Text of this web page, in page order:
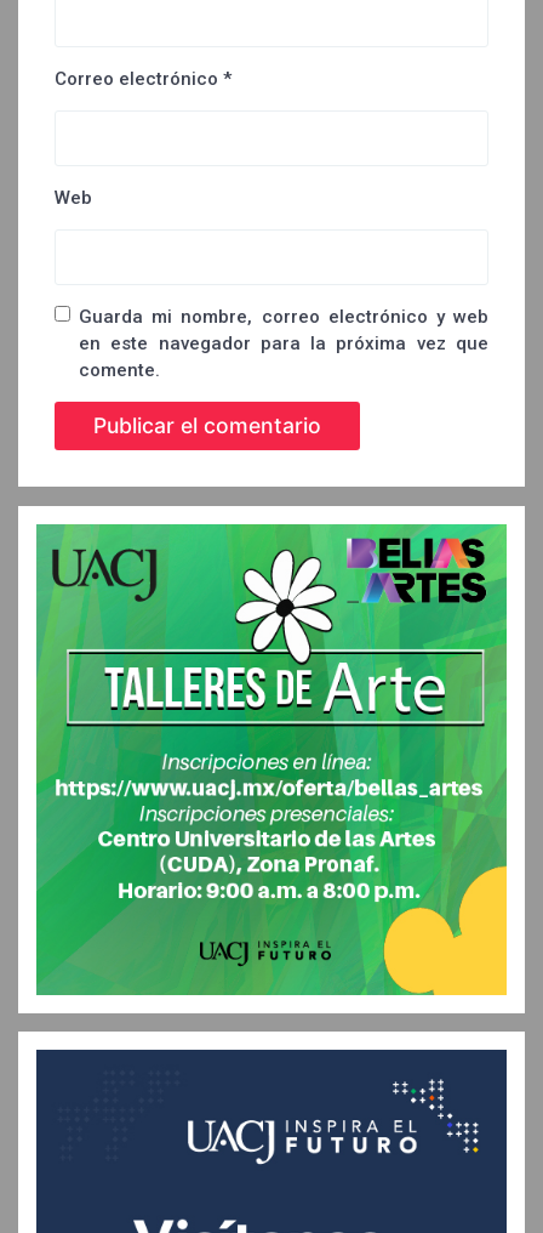
Correo electrónico *
Web
Guarda mi nombre, correo electrónico y web
en este navegador para la próxima vez que
comente.